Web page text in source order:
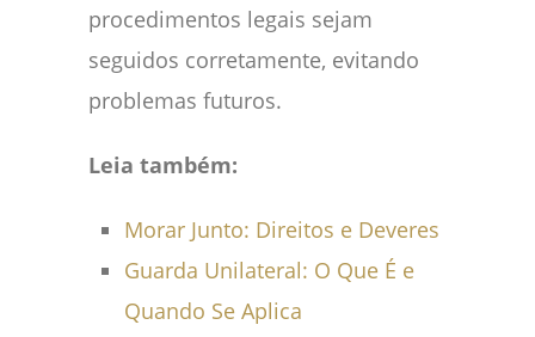
procedimentos legais sejam
seguidos corretamente, evitando
problemas futuros.
Leia também:
Morar Junto: Direitos e Deveres
Guarda Unilateral: O Que É e
Quando Se Aplica